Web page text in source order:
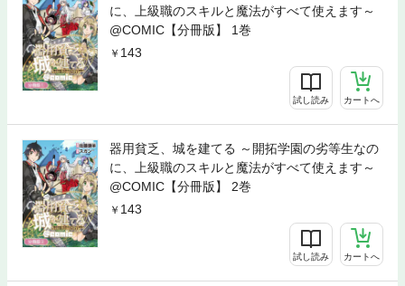
に、上級職のスキルと魔法がすべて使えます～
@COMIC【分冊版】 1巻
143
試し読み カートへ
器用貧乏、城を建てる ～開拓学園の劣等生なの
に、上級職のスキルと魔法がすべて使えます～
@COMIC【分冊版】 2巻
143
試し読み カートへ